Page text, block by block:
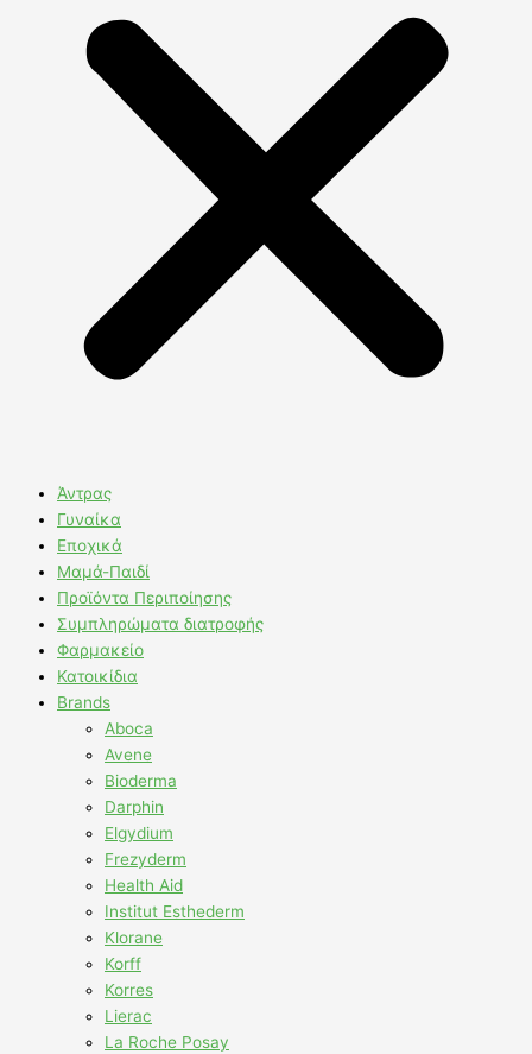
Άντρας
Γυναίκα
Εποχικά
Μαμά-Παιδί
Προϊόντα Περιποίησης
Συμπληρώματα διατροφής
Φαρμακείο
Κατοικίδια
Brands
Aboca
Avene
Bioderma
Darphin
Elgydium
Frezyderm
Health Aid
Institut Esthederm
Klorane
Korff
Korres
Lierac
La Roche Posay